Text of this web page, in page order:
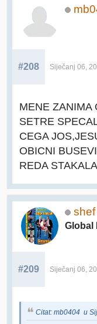
#208 Siječanj 06,
MENE ZANIMA
SETRE
CEGA
OBICNI
REDA STAKALA
shef
Global
#209 Siječanj 06,
Citat: mb0404 u